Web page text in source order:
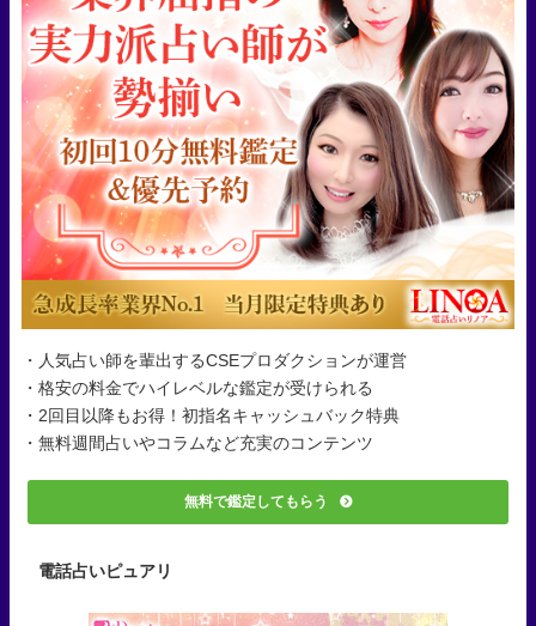
・人気占い師を輩出するCSEプロダクションが運営
・格安の料金でハイレベルな鑑定が受けられる
・2回目以降もお得！初指名キャッシュバック特典
・無料週間占いやコラムなど充実のコンテンツ
無料で鑑定してもらう
電話占いピュアリ